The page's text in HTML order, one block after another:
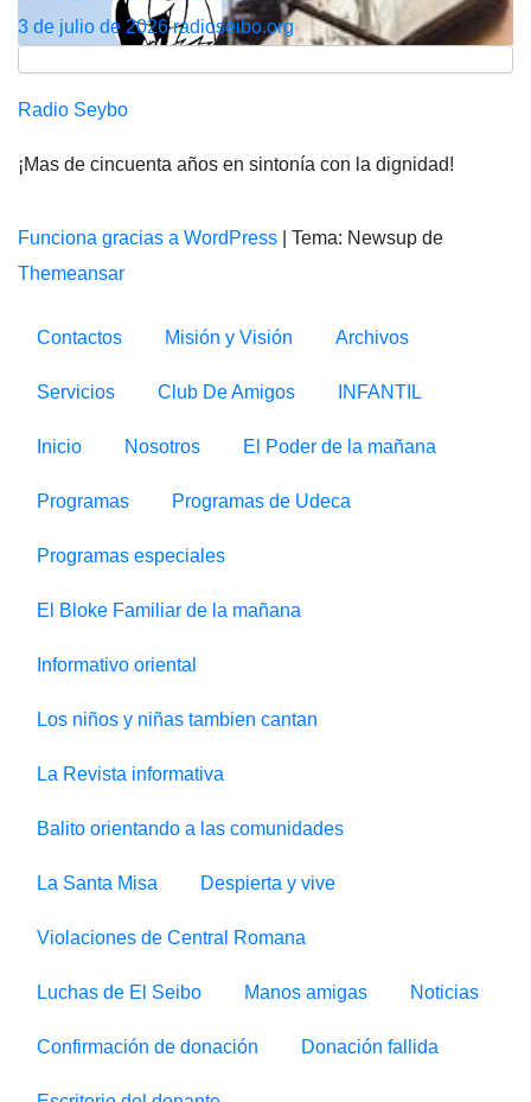
3 de julio de 2026radioseibo.org
Radio Seybo
¡Mas de cincuenta años en sintonía con la dignidad!
Funciona gracias a WordPress
Tema: Newsup de
Themeansar
Contactos Misión y Visión Archivos
Servicios Club De Amigos INFANTIL
Inicio Nosotros El Poder de la mañana
Programas Programas de Udeca
Programas especiales
El Bloke Familiar de la mañana
Informativo oriental
Los niños y niñas tambien cantan
La Revista informativa
Balito orientando a las comunidades
La Santa Misa Despierta y vive
Violaciones de Central Romana
Luchas de El Seibo Manos amigas Noticias
Confirmación de donación Donación fallida